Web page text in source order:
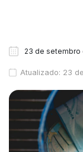
23 de setembro
Atualizado: 23